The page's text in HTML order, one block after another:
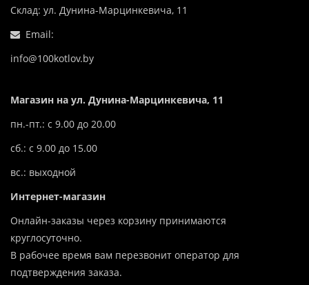
Склад: ул. Дунина-Марцинкевича, 11
Email:
info@100kotlov.by
Магазин на ул. Дунина-Марцинкевича, 11
пн.-пт.: с 9.00 до 20.00
сб.: с 9.00 до 15.00
вс.: выходной
Интернет-магазин
Онлайн-заказы через корзину принимаются
круглосуточно.
В рабочее время вам перезвонит оператор для
подтверждения заказа.